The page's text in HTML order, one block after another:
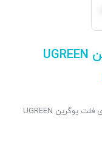
کابل پچ کورد 1 متری فلت یوگرین UGREEN
/ کابل پچ کورد 1 متری فلت یوگرین UGREEN